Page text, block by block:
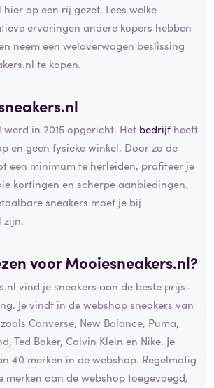
op een rij gezet. Lees welke
ervaringen andere kopers hebben
neem een weloverwogen beslissing
te kopen.
in 2015 opgericht. Het bedrijf heeft
en geen fysieke winkel. Door zo de
een minimum te herleiden, profiteer je
kortingen en scherpe aanbiedingen.
sneakers moet je bij
zijn.
voor Mooiesneakers.nl?
vind je sneakers aan de beste prijs-
Je vindt in de webshop sneakers van
Converse, New Balance, Puma,
Ted Baker, Calvin Klein en Nike. Je
40 merken in de webshop. Regelmatig
merken aan de webshop toegevoegd,